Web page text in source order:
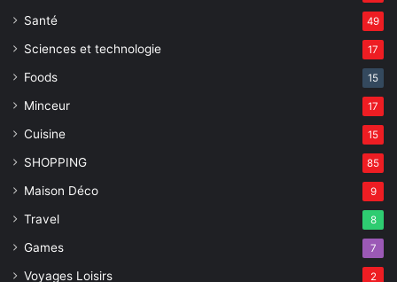
Santé 49
Sciences et technologie 17
Foods 15
Minceur 17
Cuisine 15
SHOPPING 85
Maison Déco 9
Travel 8
Games 7
Voyages Loisirs 2